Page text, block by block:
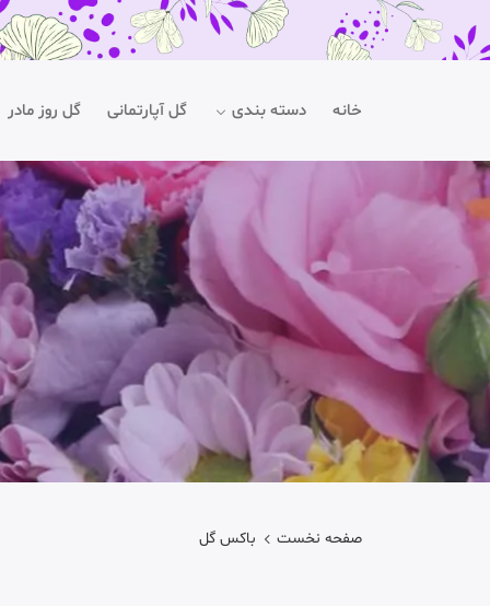
خانه دسته بندی گل آپارتمانی گل روز مادر
صفحه نخست باکس گل